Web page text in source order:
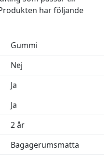
har följande
Gummi
Nej
Ja
Ja
2 år
Bagagerumsmatta